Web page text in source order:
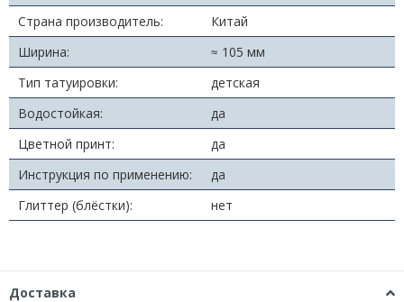
Страна производитель:
Китай
Ширина:
≈ 105 мм
Тип татуировки:
детская
Водостойкая:
да
Цветной принт:
да
Инструкция по применению:
да
Глиттер (блёстки):
нет
Доставка